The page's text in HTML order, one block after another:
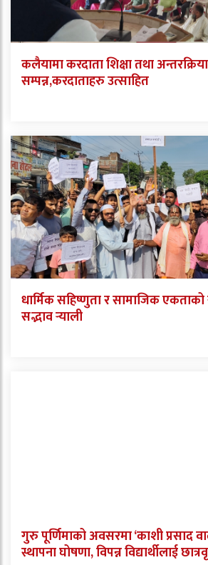
कलैयामा करदाता शिक्षा तथा
सम्पन्न,करदाताहरु उत्साहित
धार्मिक सहिष्णुता र सामाजिक एकताको
सद्भाव र्‍याली
गुरु पूर्णिमाको अवसरमा ‘काशी प्रसाद
स्थापना घोषणा, विपन्न विद्यार्थीलाई